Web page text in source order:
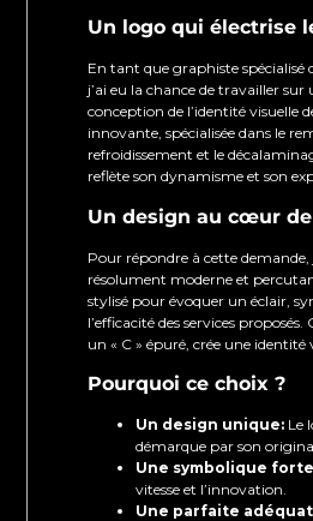
Un logo qui électrise
En tant que graphiste spécialisé
j’ai eu la chance de travailler
conception de l’identité visuelle
innovante, spécialisée dans le
refroidissement et le
reflète son dynamisme et son
Un design au cœur
Pour répondre à cette
résolument moderne et
stylisé pour évoquer un éclair,
l’efficacité des services
un « C » épuré, crée une
Pourquoi ce choix ?
Un design unique: Le
démarque par son
Une symbolique
vitesse et l’innovation.
Une parfaite